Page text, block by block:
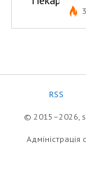
RSS
© 2015–2026,
Адміністрація